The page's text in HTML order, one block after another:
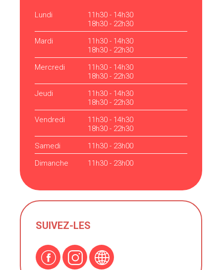
Lundi
11h30 - 14h30
18h30 - 22h30
Mardi
11h30 - 14h30
18h30 - 22h30
Mercredi
11h30 - 14h30
18h30 - 22h30
Jeudi
11h30 - 14h30
18h30 - 22h30
Vendredi
11h30 - 14h30
18h30 - 22h30
Samedi
11h30 - 23h00
Dimanche
11h30 - 23h00
SUIVEZ-LES